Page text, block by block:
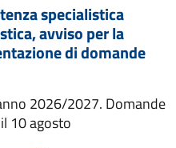
specialistica
avviso per la
di domande
2026/2027. Domande
10 agosto